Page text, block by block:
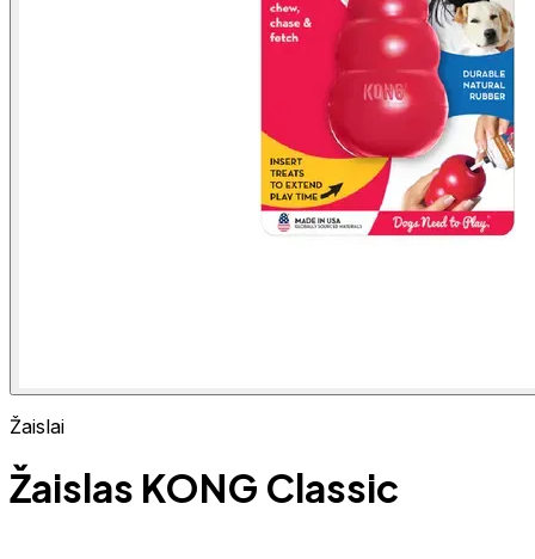
Žaislai
Žaislas KONG Classic